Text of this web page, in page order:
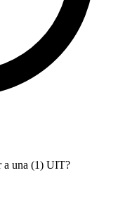
a una (1) UIT?